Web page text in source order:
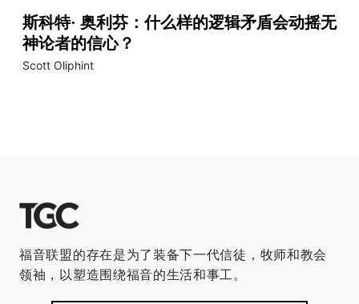
video
斯科特· 奥利芬：什么样的逻辑矛盾会动摇无
神论者的信心？
Scott Oliphint
福音联盟的存在是为了装备下一代信徒，牧师和教会
领袖，以塑造围绕福音的生活和事工。